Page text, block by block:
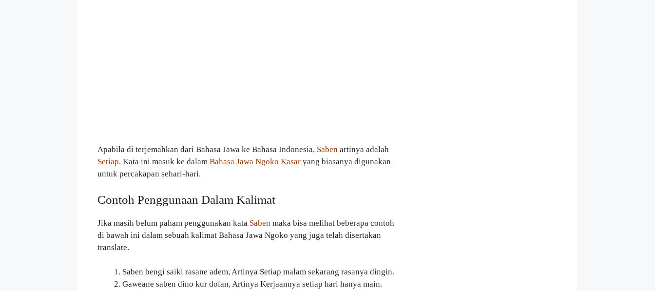
Apabila di terjemahkan dari Bahasa Jawa ke Bahasa Indonesia, Saben artinya adalah
Setiap. Kata ini masuk ke dalam Bahasa Jawa Ngoko Kasar yang biasanya digunakan
untuk percakapan sehari-hari.
Contoh Penggunaan Dalam Kalimat
Jika masih belum paham penggunakan kata Saben maka bisa melihat beberapa contoh
di bawah ini dalam sebuah kalimat Bahasa Jawa Ngoko yang juga telah disertakan
translate.
Saben bengi saiki rasane adem, Artinya Setiap malam sekarang rasanya dingin.
Gaweane saben dino kur dolan, Artinya Kerjaannya setiap hari hanya main.